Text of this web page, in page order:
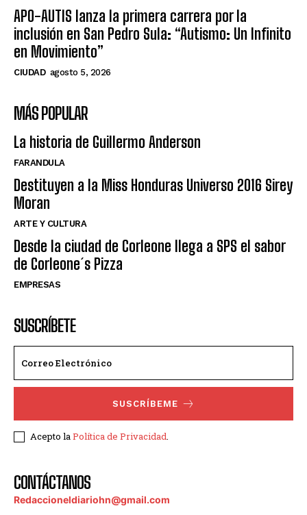
APO-AUTIS lanza la primera carrera por la
inclusión en San Pedro Sula: “Autismo: Un Infinito
en Movimiento”
CIUDAD agosto 5, 2026
MÁS POPULAR
La historia de Guillermo Anderson
FARANDULA
Destituyen a la Miss Honduras Universo 2016 Sirey
Moran
ARTE Y CULTURA
Desde la ciudad de Corleone llega a SPS el sabor
de Corleone´s Pizza
EMPRESAS
SUSCRÍBETE
SUSCRÍBEME
Acepto laPolítica de Privacidad.
CONTÁCTANOS
Redaccioneldiariohn@gmail.com